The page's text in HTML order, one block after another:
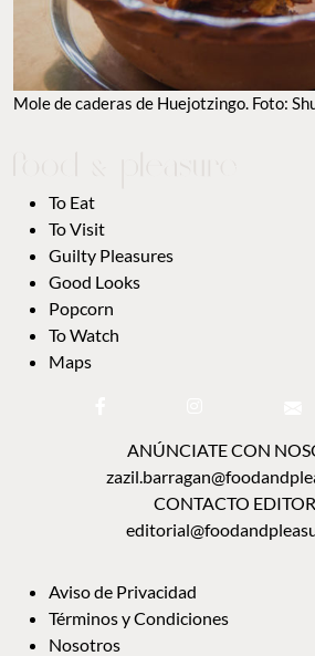
Mole de caderas de Huejotzingo. Foto:
To Eat
To Visit
Guilty Pleasures
Good Looks
Popcorn
To Watch
Maps
ANÚNCIATE CON
CONTACTO
Aviso de Privacidad
Términos y Condiciones
Nosotros